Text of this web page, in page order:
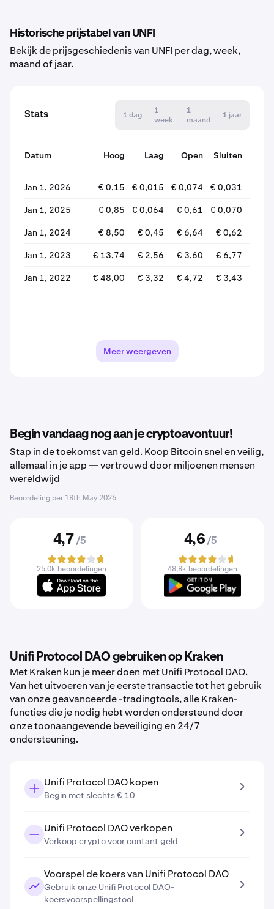
Historische prijstabel van UNFI
Bekijk de prijsgeschiedenis van UNFI per dag, week,
maand of jaar.
Stats 1 dag
1
week
1
maand
1 jaar
Datum Hoog Laag Open
Sluiten
Jan 1, 2026
€ 0,15 € 0,015 € 0,074 € 0,031
Jan 1, 2025 € 0,85 € 0,064 € 0,61 € 0,070
Jan 1, 2024 € 8,50 € 0,45 € 6,64 € 0,62
Jan 1, 2023 € 13,74 € 2,56 € 3,60 € 6,77
Jan 1, 2022 € 48,00 € 3,32 € 4,72 € 3,43
Meer weergeven
Begin vandaag nog aan je cryptoavontuur!
Stap in de toekomst van geld. Koop Bitcoin snel en veilig,
allemaal in je app — vertrouwd door miljoenen mensen
wereldwijd
Beoordeling per 18th May 2026
4,7 /5
25,0k beoordelingen
4,6 /5
48,8k beoordelingen
Unifi Protocol DAO gebruiken op Kraken
Met Kraken kun je meer doen met Unifi Protocol DAO.
Van het uitvoeren van je eerste transactie tot het gebruik
van onze geavanceerde -tradingtools, alle Kraken-
functies die je nodig hebt worden ondersteund door
onze toonaangevende beveiliging en 24/7
ondersteuning.
Unifi Protocol DAO kopen
Begin met slechts € 10
Unifi Protocol DAO verkopen
Verkoop crypto voor contant geld
Voorspel de koers van Unifi Protocol DAO
Gebruik onze Unifi Protocol DAO-
koersvoorspellingstool